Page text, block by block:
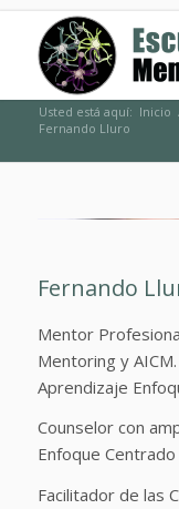
Usted está aquí: Inicio
Fernando Lluro
Fernando
Mentor
Mentoring y
Aprendizaje
Counselor con
Enfoque
Facilitador de las